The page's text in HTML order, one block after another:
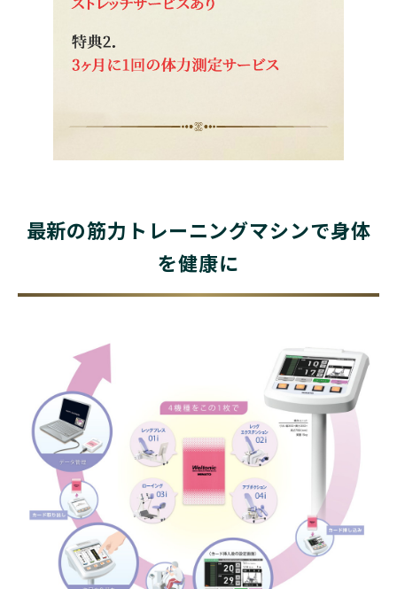
最新の筋力 トレーニングマシンで身体
を健康に